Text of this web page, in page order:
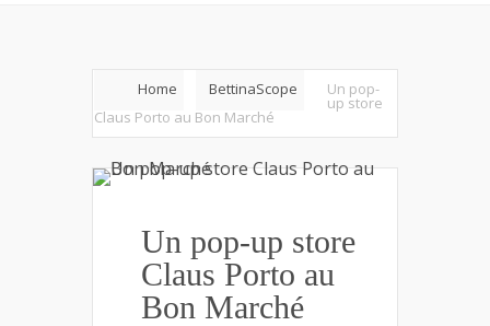
Home BettinaScope Un pop-
up store
Claus Porto au Bon Marché
Un pop-up store
Claus Porto au
Bon Marché